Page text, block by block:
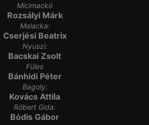
Micimackó
Rozsályi Márk
Malacka:
Cserjési Beatrix
Nyuszi:
Bacskai Zsolt
Füles
Bánhidi Péter
Bagoly:
Kovács Attila
Róbert Gida:
Bódis Gábor